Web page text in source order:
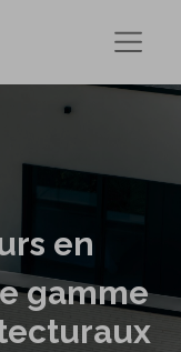
en
gamme